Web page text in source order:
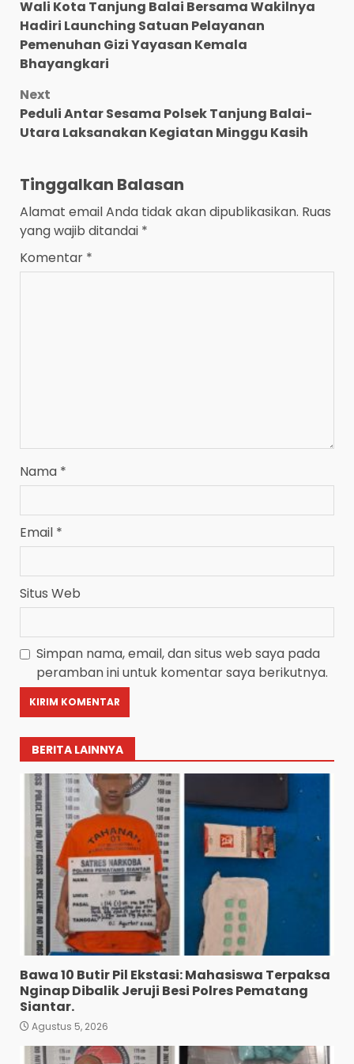
navigation
Wali Kota Tanjung Balai Bersama Wakilnya
Hadiri Launching Satuan Pelayanan
Pemenuhan Gizi Yayasan Kemala
Bhayangkari
Next
Peduli Antar Sesama Polsek Tanjung Balai-
Utara Laksanakan Kegiatan Minggu Kasih
Tinggalkan Balasan
Alamat email Anda tidak akan dipublikasikan. Ruas
yang wajib ditandai *
Komentar *
Nama *
Email *
Situs Web
Simpan nama, email, dan situs web saya pada
peramban ini untuk komentar saya berikutnya.
BERITA LAINNYA
Bawa 10 Butir Pil Ekstasi: Mahasiswa Terpaksa
Nginap Dibalik Jeruji Besi Polres Pematang
Siantar.
Agustus 5, 2026
Anak Diduga Diringkus